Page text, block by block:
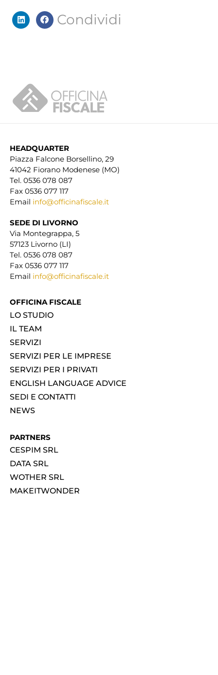
Condividi
HEADQUARTER
Piazza Falcone Borsellino, 29
41042 Fiorano Modenese (MO)
Tel. 0536 078 087
Fax 0536 077 117
Email info@officinafiscale.it
SEDE DI LIVORNO
Via Montegrappa, 5
57123 Livorno (LI)
Tel. 0536 078 087
Fax 0536 077 117
Email info@officinafiscale.it
OFFICINA FISCALE
LO STUDIO
IL TEAM
SERVIZI
SERVIZI PER LE IMPRESE
SERVIZI PER I PRIVATI
ENGLISH LANGUAGE ADVICE
SEDI E CONTATTI
NEWS
PARTNERS
CESPIM SRL
DATA SRL
WOTHER SRL
MAKEITWONDER